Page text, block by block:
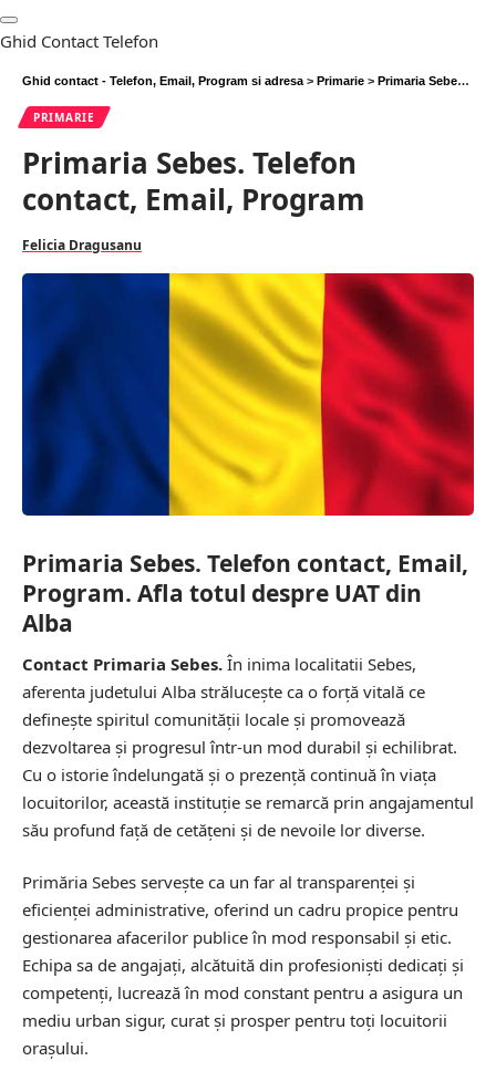
Ghid Contact Telefon
Ghid contact - Telefon, Email, Program si adresa > Primarie > Primaria Sebes. Telefon contact, Email, Program
PRIMARIE
Primaria Sebes. Telefon
contact, Email, Program
Felicia Dragusanu
Primaria Sebes. Telefon contact, Email,
Program. Afla totul despre UAT din
Alba
Contact Primaria Sebes. În inima localitatii Sebes,
aferenta judetului Alba strălucește ca o forță vitală ce
definește spiritul comunității locale și promovează
dezvoltarea și progresul într-un mod durabil și echilibrat.
Cu o istorie îndelungată și o prezență continuă în viața
locuitorilor, această instituție se remarcă prin angajamentul
său profund față de cetățeni și de nevoile lor diverse.
Primăria Sebes servește ca un far al transparenței și
eficienței administrative, oferind un cadru propice pentru
gestionarea afacerilor publice în mod responsabil și etic.
Echipa sa de angajați, alcătuită din profesioniști dedicați și
competenți, lucrează în mod constant pentru a asigura un
mediu urban sigur, curat și prosper pentru toți locuitorii
orașului.